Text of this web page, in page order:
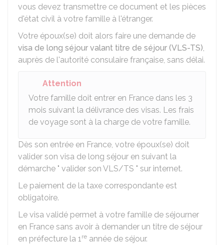
vous devez transmettre ce document et les pièces
d'état civil à votre famille à l'étranger.
Votre époux(se) doit alors faire une demande de
visa de long séjour valant titre de séjour (VLS-TS),
auprès de l'autorité consulaire française, sans délai.
Attention
Votre famille doit entrer en France dans les 3
mois suivant la délivrance des visas. Les frais
de voyage sont à la charge de votre famille.
Dès son entrée en France, votre époux(se) doit
valider son visa de long séjour en suivant la
démarche " valider son VLS/TS " sur internet.
Le paiement de la taxe correspondante est
obligatoire.
Le visa validé permet à votre famille de séjourner
en France sans avoir à demander un titre de séjour
en préfecture la 1re année de séjour.